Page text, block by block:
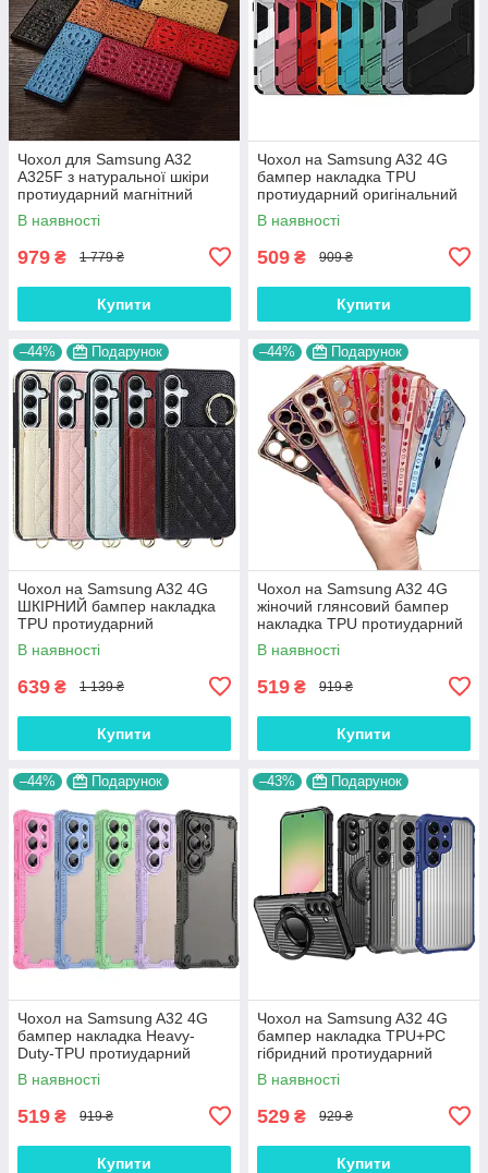
Чохол для Samsung A32
A325F з натуральної шкіри
протиударний магнітний
книжка з підставкою
"CROCOHEAD"
В наявності
979 ₴ 1 779 ₴
Купити
Чохол на Samsung A32 4G
бампер накладка TPU
протиударний оригінальний
із підставкою "STRYKER"
В наявності
509 ₴ 909 ₴
Купити
–44% Подарунок
Чохол на Samsung A32 4G
ШКІРНИЙ бампер накладка
TPU протиударний
оригінальний з ременем на
плече та гаманцем "FLOTAR
В наявності
639 ₴ 1 139 ₴
Купити
–44% Подарунок
Чохол на Samsung A32 4G
жіночий глянсовий бампер
накладка TPU протиударний
оригінальний "GLAME-
ARMOR"
В наявності
519 ₴ 919 ₴
Купити
–44% Подарунок
Чохол на Samsung A32 4G
бампер накладка Heavy-
Duty-TPU протиударний
матовий антивідбиток Air-Bag
кути "PREMIUM ARMOR"
В наявності
519 ₴ 919 ₴
Купити
–43% Подарунок
Чохол на Samsung A32 4G
бампер накладка TPU+PC
гібридний протиударний
оригінальний матовий акти-
відбиток "LINE-HYBRID"
В наявності
529 ₴ 929 ₴
Купити